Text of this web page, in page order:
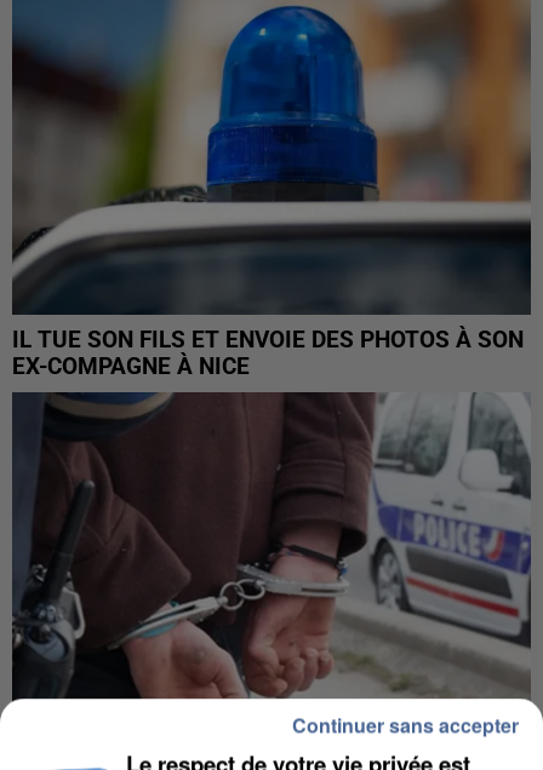
IL TUE SON FILS ET ENVOIE DES PHOTOS À SON
EX-COMPAGNE À NICE
Le respect de votre vie privée est
Continuer sans accepter